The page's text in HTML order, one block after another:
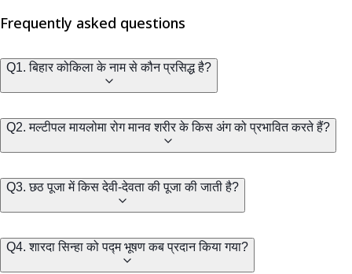
Frequently asked questions
Q1. बिहार कोकिला के नाम से कौन प्रसिद्ध है?
Q2. मल्टीपल मायलोमा रोग मानव शरीर के किस अंग को प्रभावित करते हैं?
Q3. छठ पूजा में किस देवी-देवता की पूजा की जाती है?
Q4. शारदा सिन्हा को पद्म भूषण कब प्रदान किया गया?